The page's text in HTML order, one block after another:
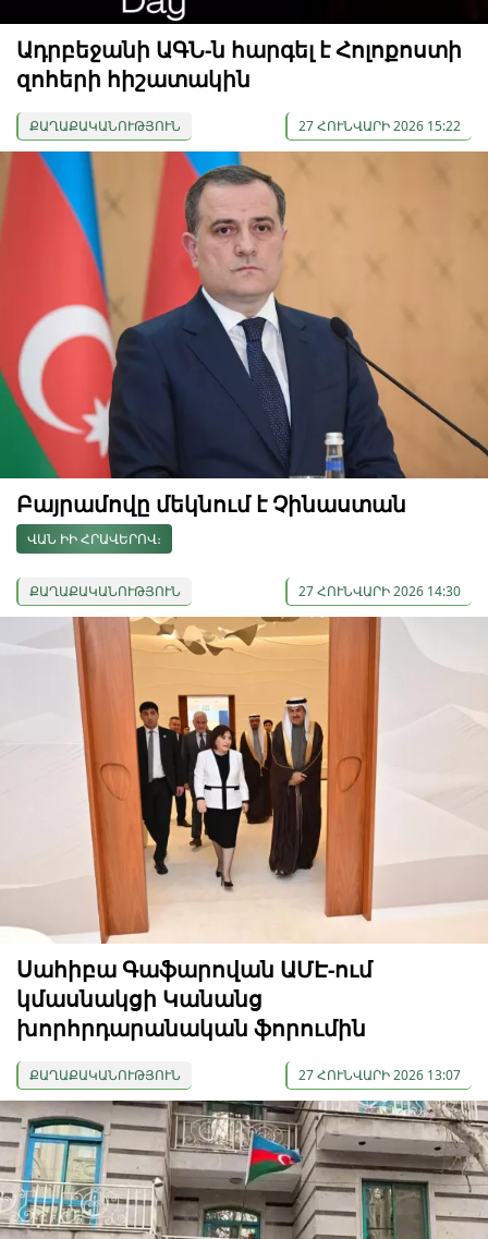
Ադրբեջանի ԱԳՆ-ն հարգել է Հոլոքոստի
զոհերի հիշատակին
ՔԱՂԱՔԱԿԱՆՈՒԹՅՈՒՆ 27 ՀՈՒՆՎԱՐԻ 2026 15:22
Բայրամովը մեկնում է Չինաստան
ՎԱՆ ԻԻ ՀՐԱՎԵՐՈՎ։
ՔԱՂԱՔԱԿԱՆՈՒԹՅՈՒՆ 27 ՀՈՒՆՎԱՐԻ 2026 14:30
Սահիբա Գաֆարովան ԱՄԷ-ում
կմասնակցի Կանանց
խորհրդարանական ֆորումին
ՔԱՂԱՔԱԿԱՆՈՒԹՅՈՒՆ 27 ՀՈՒՆՎԱՐԻ 2026 13:07